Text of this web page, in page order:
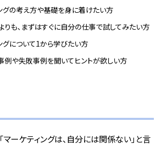
グの考え方や基礎を身に着けたい方
りも、まずはすぐに自分の仕事で試してみたい方
グについて1から学びたい方
例や失敗事例を聞いてヒントが欲しい方
マーケティングは、自分には関係ない」と言